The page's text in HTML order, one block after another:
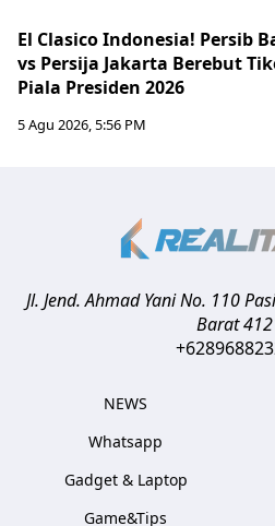
El Clasico Indonesia! Persib
vs Persija Jakarta Berebut
Piala Presiden 2026
5 Agu 2026, 5:56 PM
Jl. Jend. Ahmad Yani No. 110
Barat
NEWS
Whatsapp
Gadget & Laptop
Game&Tips